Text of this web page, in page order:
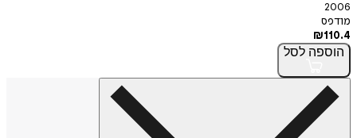
2006
מודפס
₪110.4
הוספה לסל